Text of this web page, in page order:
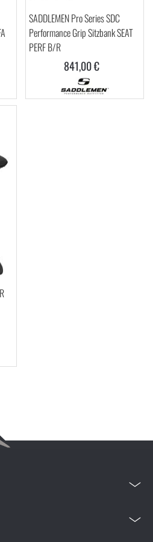
SADDLEMEN Pro Series SDC
Performance Grip Sitzbank SEAT
PERF B/R
841,00 €